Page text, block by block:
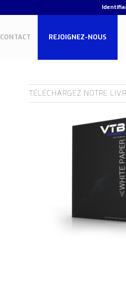
CONTACT REJOIGNEZ-NOUS
TÉLÉCHARGEZ NOTRE